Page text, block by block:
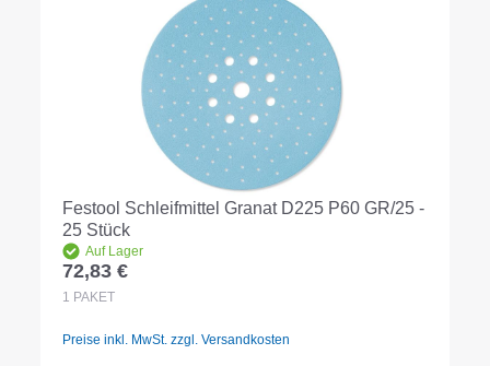
Festool Schleifmittel Granat D225 P60 GR/25 -
25 Stück
Auf Lager
Regulärer Preis:
72,83 €
1 PAKET
Preise inkl. MwSt. zzgl. Versandkosten